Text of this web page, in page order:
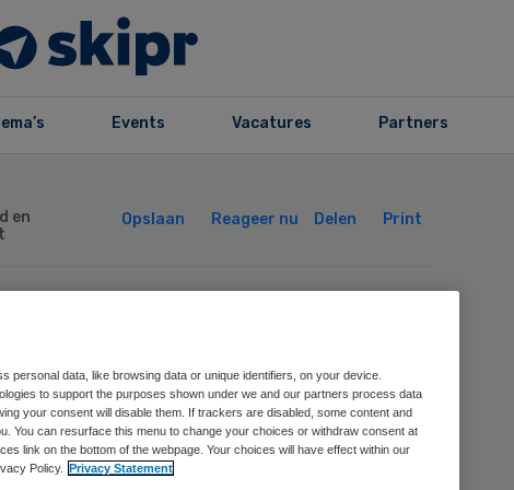
Events Vacatures Partners
en
Opslaan Reageer nu Delen Print
stopt
personal data, like browsing data or unique identifiers, on your device.
to support the purposes shown under we and our partners process data
your consent will disable them. If trackers are disabled, some content and
You can resurface this menu to change your choices or withdraw consent at
link on the bottom of the webpage. Your choices will have effect within our
Policy. Privacy Statement